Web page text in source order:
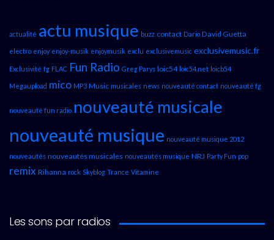
actualité actu musique buzz contact Dario David Guetta
electro enjoy enjoy-musik enjoymusik exclu exclusivemusic exclusivemusic.fr
Exclusivité fg FLAC Fun Radio Greg Parys loic54 loic54.net loicb54
Megaupload mico MP3 Music musicales news nouveauté contact nouveauté fg
nouveauté fun radio nouveauté musicale
nouveauté musique nouveauté musique 2012
nouveautés nouveautés musicales nouveautés musique NRJ Party Fun pop
remix Rihanna rock Skyblog Trance Vitamine
Les sons par radios